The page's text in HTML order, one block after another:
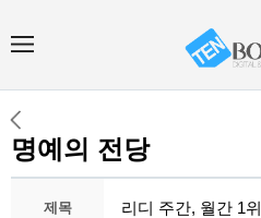
명예의 전당
제목 리디 주간, 월간 1위